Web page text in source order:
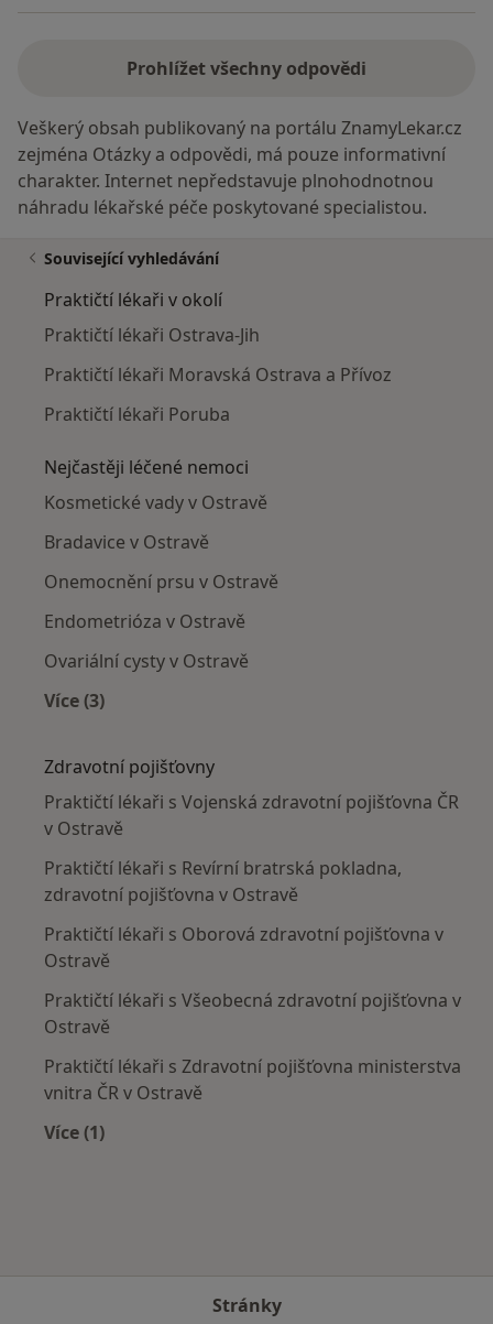
Prohlížet všechny odpovědi
Veškerý obsah publikovaný na portálu ZnamyLekar.cz
zejména Otázky a odpovědi, má pouze informativní
charakter. Internet nepředstavuje plnohodnotnou
náhradu lékařské péče poskytované specialistou.
Související vyhledávání
Praktičtí lékaři v okolí
Praktičtí lékaři Ostrava-Jih
Praktičtí lékaři Moravská Ostrava a Přívoz
Praktičtí lékaři Poruba
Nejčastěji léčené nemoci
Kosmetické vady v Ostravě
Bradavice v Ostravě
Onemocnění prsu v Ostravě
Endometrióza v Ostravě
Ovariální cysty v Ostravě
Více (3)
Zdravotní pojišťovny
Praktičtí lékaři s Vojenská zdravotní pojišťovna ČR
v Ostravě
Praktičtí lékaři s Revírní bratrská pokladna,
zdravotní pojišťovna v Ostravě
Praktičtí lékaři s Oborová zdravotní pojišťovna v
Ostravě
Praktičtí lékaři s Všeobecná zdravotní pojišťovna v
Ostravě
Praktičtí lékaři s Zdravotní pojišťovna ministerstva
vnitra ČR v Ostravě
Více (1)
Stránky